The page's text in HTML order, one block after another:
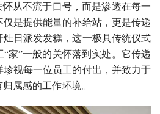
从不流于口号，而是渗透在每一
是提供能量的补给站，更是传递
日派发发糕，这一极具传统仪式
家”一般的关怀落到实处。它传递
视每一位员工的付出，并致力于
属感的工作环境。